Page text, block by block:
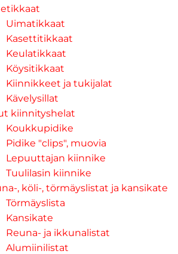
Uimatikkaat
Kasettitikkaat
Keulatikkaat
Köysitikkaat
Kiinnikkeet ja tukijalat
Kävelysillat
kiinnityshelat
Koukkupidike
Pidike "clips", muovia
Lepuuttajan kiinnike
Tuulilasin kiinnike
, köli-, törmäyslistat ja kansikate
Törmäyslista
Kansikate
Reuna- ja ikkunalistat
Alumiinilistat